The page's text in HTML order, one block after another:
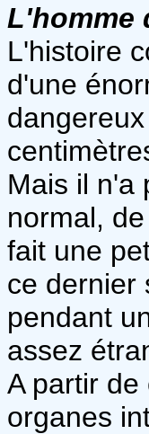
L'homme
L'histoire
d'une
Mais il n'a
normal,
fait une
ce dernier
pendant
assez
A partir
organes